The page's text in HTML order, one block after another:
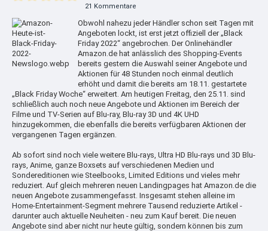
21 Kommentare
Obwohl nahezu jeder Händler schon seit Tagen mit
Angeboten lockt, ist erst jetzt offiziell der „Black
Friday 2022“ angebrochen. Der Onlinehändler
Amazon.de hat anlässlich des Shopping-Events
bereits gestern die Auswahl seiner Angebote und
Aktionen für 48 Stunden noch einmal deutlich
erhöht und damit die bereits am 18.11. gestartete
„Black Friday Woche“ erweitert. Am heutigen Freitag, den 25.11. sind
schließlich auch noch neue Angebote und Aktionen im Bereich der
Filme und TV-Serien auf Blu-ray, Blu-ray 3D und 4K UHD
hinzugekommen, die ebenfalls die bereits verfügbaren Aktionen der
vergangenen Tagen ergänzen.
Ab sofort sind noch viele weitere Blu-rays, Ultra HD Blu-rays und 3D Blu-
rays, Anime, ganze Boxsets auf verschiedenen Medien und
Sondereditionen wie Steelbooks, Limited Editions und vieles mehr
reduziert. Auf gleich mehreren neuen Landingpages hat Amazon.de die
neuen Angebote zusammengefasst. Insgesamt stehen alleine im
Home-Entertainment-Segment mehrere Tausend reduzierte Artikel -
darunter auch aktuelle Neuheiten - neu zum Kauf bereit. Die neuen
Angebote sind aber nicht nur heute gültig, sondern können bis zum